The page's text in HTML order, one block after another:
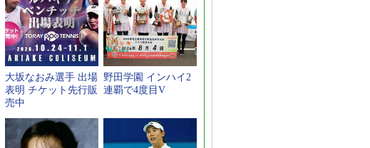
大坂なおみ選手 出場
表明 チケット先行販
売中
野田学園 インハイ2
連覇で4度目V